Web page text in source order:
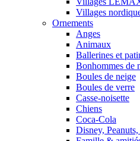
Villages
Ornements
Anges
Animaux
Ballerines et
Bonhommes de
Boules de neige
Boules de verre
Casse-noisette
Chiens
Coca-Cola
Disney,